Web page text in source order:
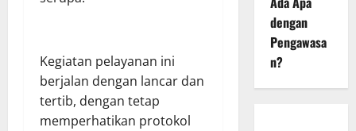
Kegiatan pelayanan ini
berjalan dengan lancar dan
tertib, dengan tetap
memperhatikan protokol
dengan
Pengawasa
n?